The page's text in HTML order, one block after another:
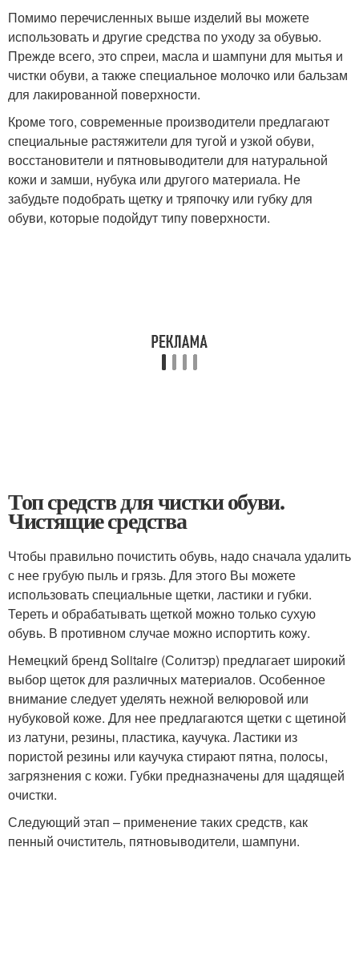
Помимо перечисленных выше изделий вы можете
использовать и другие средства по уходу за обувью.
Прежде всего, это спреи, масла и шампуни для мытья и
чистки обуви, а также специальное молочко или бальзам
для лакированной поверхности.
Кроме того, современные производители предлагают
специальные растяжители для тугой и узкой обуви,
восстановители и пятновыводители для натуральной
кожи и замши, нубука или другого материала. Не
забудьте подобрать щетку и тряпочку или губку для
обуви, которые подойдут типу поверхности.
Топ средств для чистки обуви.
Чистящие средства
Чтобы правильно почистить обувь, надо сначала удалить
с нее грубую пыль и грязь. Для этого Вы можете
использовать специальные щетки, ластики и губки.
Тереть и обрабатывать щеткой можно только сухую
обувь. В противном случае можно испортить кожу.
Немецкий бренд Solitaire (Солитэр) предлагает широкий
выбор щеток для различных материалов. Особенное
внимание следует уделять нежной велюровой или
нубуковой коже. Для нее предлагаются щетки с щетиной
из латуни, резины, пластика, каучука. Ластики из
пористой резины или каучука стирают пятна, полосы,
загрязнения с кожи. Губки предназначены для щадящей
очистки.
Следующий этап – применение таких средств, как
пенный очиститель, пятновыводители, шампуни.